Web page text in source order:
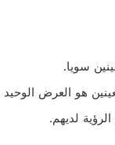
سويا.
هو العرض الوحيد
لديهم.